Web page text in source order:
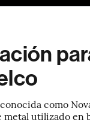
como
utilizado en